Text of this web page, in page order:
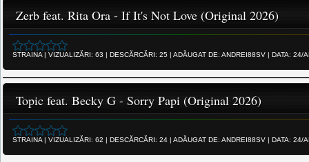
Zerb feat. Rita Ora - If It's Not Love (Original 2026)
STRAINA| VIZUALIZĂRI: 63 | DESCĂRCĂRI: 25 | ADĂUGAT DE: ANDREI88SV | DATA: 24/
Topic feat. Becky G - Sorry Papi (Original 2026)
STRAINA| VIZUALIZĂRI: 62 | DESCĂRCĂRI: 24 | ADĂUGAT DE: ANDREI88SV | DATA: 24/